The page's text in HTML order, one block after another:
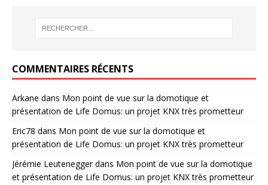
COMMENTAIRES RÉCENTS
Arkane dans Mon point de vue sur la domotique et
présentation de Life Domus: un projet KNX très prometteur
Eric78 dans Mon point de vue sur la domotique et
présentation de Life Domus: un projet KNX très prometteur
Jérémie Leuteneggerdans Mon point de vue sur la domotique
et présentation de Life Domus: un projet KNX très prometteur